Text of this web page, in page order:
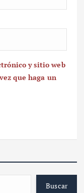
y sitio web
que haga un
Buscar